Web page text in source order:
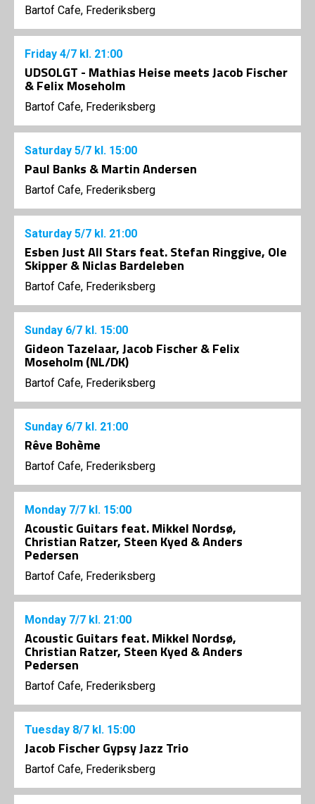
Bartof Cafe, Frederiksberg
Friday 4/7 kl. 21:00
UDSOLGT - Mathias Heise meets Jacob Fischer
& Felix Moseholm
Bartof Cafe, Frederiksberg
Saturday 5/7 kl. 15:00
Paul Banks & Martin Andersen
Bartof Cafe, Frederiksberg
Saturday 5/7 kl. 21:00
Esben Just All Stars feat. Stefan Ringgive, Ole
Skipper & Niclas Bardeleben
Bartof Cafe, Frederiksberg
Sunday 6/7 kl. 15:00
Gideon Tazelaar, Jacob Fischer & Felix
Moseholm (NL/DK)
Bartof Cafe, Frederiksberg
Sunday 6/7 kl. 21:00
Rêve Bohème
Bartof Cafe, Frederiksberg
Monday 7/7 kl. 15:00
Acoustic Guitars feat. Mikkel Nordsø,
Christian Ratzer, Steen Kyed & Anders
Pedersen
Bartof Cafe, Frederiksberg
Monday 7/7 kl. 21:00
Acoustic Guitars feat. Mikkel Nordsø,
Christian Ratzer, Steen Kyed & Anders
Pedersen
Bartof Cafe, Frederiksberg
Tuesday 8/7 kl. 15:00
Jacob Fischer Gypsy Jazz Trio
Bartof Cafe, Frederiksberg